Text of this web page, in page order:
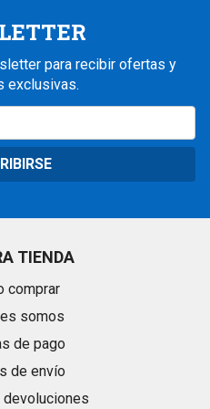
para recibir ofertas y
exclusivas.
TIENDA
comprar
somos
de pago
de envío
devoluciones